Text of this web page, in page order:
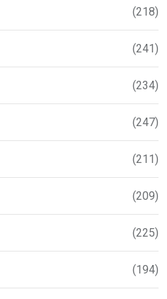
(218)
(241)
(234)
(247)
(211)
(209)
(225)
(194)